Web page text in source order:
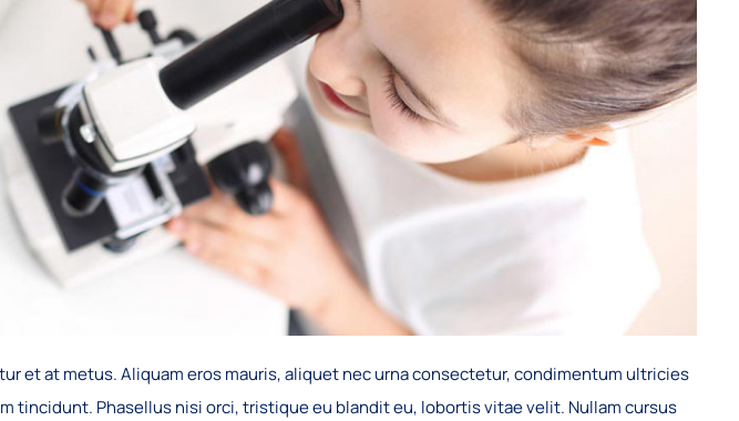
et at metus. Aliquam eros mauris, aliquet nec urna consectetur, condimentum ultricies
tincidunt. Phasellus nisi orci, tristique eu blandit eu, lobortis vitae velit. Nullam cursus